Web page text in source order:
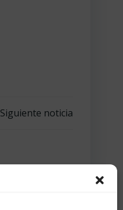
Siguiente noticia